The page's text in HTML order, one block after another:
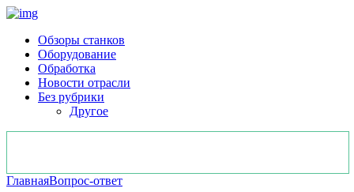
Обзоры станков
Оборудование
Обработка
Новости отрасли
Без рубрики
Другое
ГлавнаяВопрос-ответ